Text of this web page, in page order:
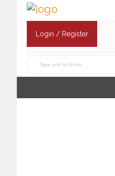
Login / Register